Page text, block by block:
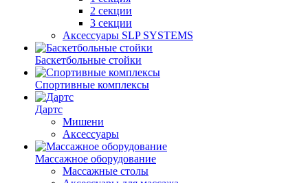
2 секции
3 секции
Аксессуары SLP SYSTEMS
Баскетбольные стойки
Спортивные комплексы
Дартс
Мишени
Аксессуары
Массажное оборудование
Массажные столы